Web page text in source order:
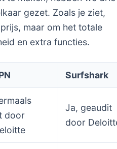
gezet. Zoals je ziet,
maar om het totale
en extra functies.
Surfshark
door
Ja, geaudit
door